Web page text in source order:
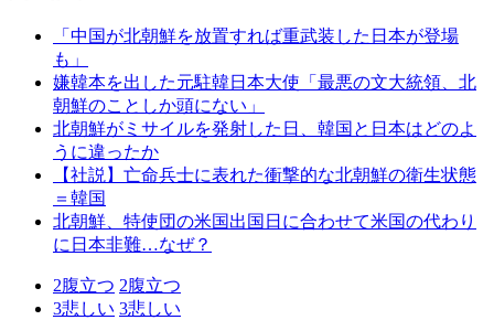
「中国が北朝鮮を放置すれば重武装した日本が登場
も」
嫌韓本を出した元駐韓日本大使「最悪の文大統領、北
朝鮮のことしか頭にない」
北朝鮮がミサイルを発射した日、韓国と日本はどのよ
うに違ったか
【社説】亡命兵士に表れた衝撃的な北朝鮮の衛生状態
＝韓国
北朝鮮、特使団の米国出国日に合わせて米国の代わり
に日本非難…なぜ？
2腹立つ 2腹立つ
3悲しい 3悲しい